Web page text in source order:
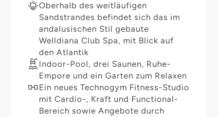
Oberhalb des weitläufigen
Sandstrandes befindet sich das im
andalusischen Stil gebaute
Welldiana Club Spa, mit Blick auf
den Atlantik
Indoor-Pool, drei Saunen, Ruhe-
Empore und ein Garten zum Relaxen
Ein neues Technogym Fitness-Studio
mit Cardio-, Kraft und Functional-
Bereich sowie Angebote durch